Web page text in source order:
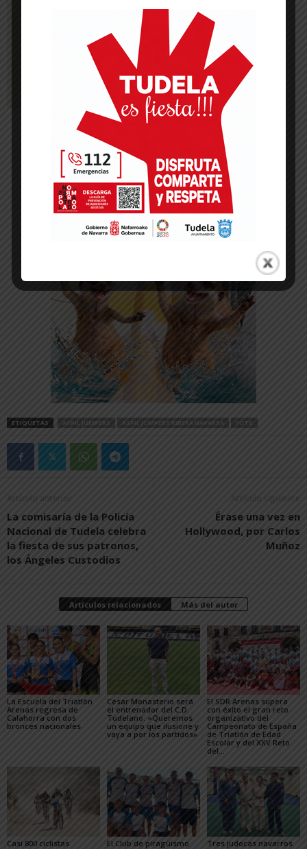
ETIQUETAS ASPIL JUMPERS ASPIL JUMPERS RIBERA NAVARRA FÚTB
Artículo anterior
La comisaría de la Policía
Nacional de Tudela celebra
la fiesta de sus patronos,
los Ángeles Custodios
Artículo siguiente
Érase una vez en
Hollywood, por Carlos
Muñoz
Artículos relacionados Más del autor
La Escuela del Triatlón
Arenas regresa de
Calahorra con dos
bronces nacionales
César Monasterio será
el entrenador del C.D.
Tudelano: «Queremos
un equipo que ilusione y
vaya a por los partidos»
El SDR Arenas supera
con éxito el gran reto
organizativo del
Campeonato de España
de Triatlón de Edad
Escolar y del XXV Reto
del...
Casi 800 ciclistas
El Club de piragüismo
Tres judocas navarros